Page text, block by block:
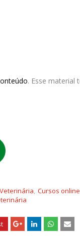
. Esse material
Cursos